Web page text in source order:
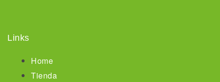
Links
Home
Tienda